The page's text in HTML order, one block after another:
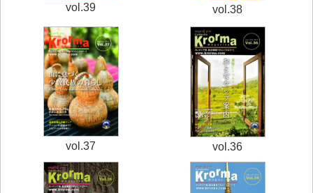
vol.39 vol.38
vol.37 vol.36